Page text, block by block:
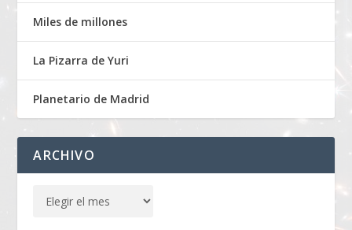
Miles de millones
La Pizarra de Yuri
Planetario de Madrid
ARCHIVO